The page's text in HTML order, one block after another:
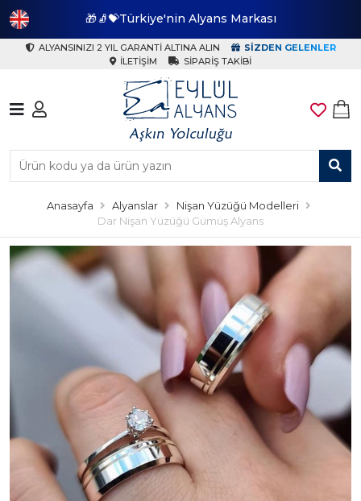
🎁🧦💝Türkiye'nin Alyans Markası
ALYANSINIZI 2 YIL GARANTI ALTINA ALIN
SIZDEN GELENLER
İLETIŞIM
SIPARIŞ TAKIBI
Anasayfa Alyanslar
Nişan Yüzüğü Modelleri
Dar Nişan Yüzüğü Gümüş Alyans